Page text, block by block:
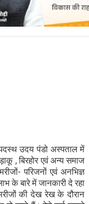
उदय पंडो अस्पताल में
, बिरहोर एवं अन्य समाज
परिजनों एवं अनभिज्ञ
के बारे में जानकारी दे रहा
की देख रेख के दौरान